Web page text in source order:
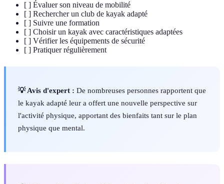
[ ] Évaluer son niveau de mobilité
[ ] Rechercher un club de kayak adapté
[ ] Suivre une formation
[ ] Choisir un kayak avec caractéristiques adaptées
[ ] Vérifier les équipements de sécurité
[ ] Pratiquer régulièrement
💡 Avis d'expert : De nombreuses personnes rapportent que
le kayak adapté leur a offert une nouvelle perspective sur
l'activité physique, apportant des bienfaits tant sur le plan
physique que mental.